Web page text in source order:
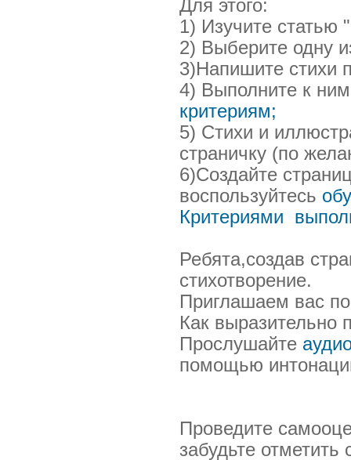
Для этого:
1) Изучите статью "
2) Выберите одну
3)Напишите стихи
4) Выполните к
критериям;
5) Стихи и
страничку (по
6)Создайте
воспользуйтесь
Критериями
Ребята,создав
стихотворение.
Приглашаем вас
Как выразительно
Прослушайте
помощью
Проведите
забудьте